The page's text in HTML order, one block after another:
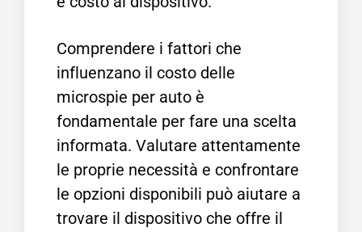
Comprendere i fattori che
influenzano il costo delle
microspie per auto è
fondamentale per fare una scelta
informata. Valutare attentamente
le proprie necessità e confrontare
le opzioni disponibili può aiutare a
trovare il dispositivo che offre il